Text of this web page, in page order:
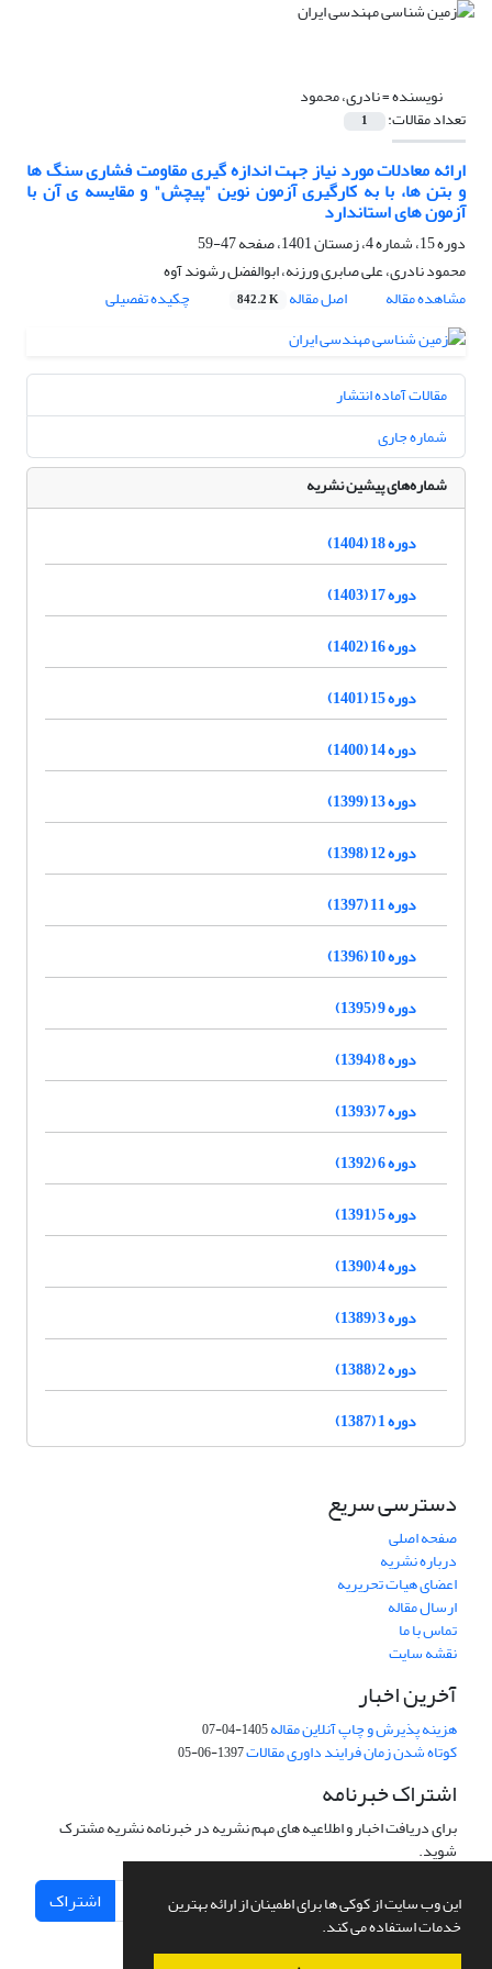
این وب سایت از کوکی ها برای اطمینان از ارائه بهترین
خدمات استفاده می کند.
نویسنده =نادری، محمود
تعداد مقالات: 1
ارائه معادلات مورد نیاز جهت اندازه گیری مقاومت فشاری سنگ ها
و بتن ها، با به کارگیری آزمون نوین "پیچش" و مقایسه ی آن با
آزمون های استاندارد
دوره 15، شماره 4، زمستان 1401، صفحه
47-59
محمود نادری، علی صابری ورزنه، ابوالفضل رشوند آوه
مشاهده مقاله
اصل مقاله 842.2 K چکیده تفصیلی
مقالات آماده انتشار
شماره جاری
شماره‌های پیشین نشریه
دوره 18 (1404)
دوره 17 (1403)
دوره 16 (1402)
دوره 15 (1401)
دوره 14 (1400)
دوره 13 (1399)
دوره 12 (1398)
دوره 11 (1397)
دوره 10 (1396)
دوره 9 (1395)
دوره 8 (1394)
دوره 7 (1393)
دوره 6 (1392)
دوره 5 (1391)
دوره 4 (1390)
دوره 3 (1389)
دوره 2 (1388)
دوره 1 (1387)
دسترسی سریع
صفحه اصلی
درباره نشریه
اعضای هیات تحریریه
ارسال مقاله
تماس با ما
نقشه سایت
آخرین اخبار
هزینه پذیرش و چاپ آنلاین مقاله1405-04-07
کوتاه شدن زمان فرایند داوری مقالات1397-06-05
اشتراک خبرنامه
برای دریافت اخبار و اطلاعیه های مهم نشریه در خبرنامه نشریه مشترک
شوید.
اشتراک